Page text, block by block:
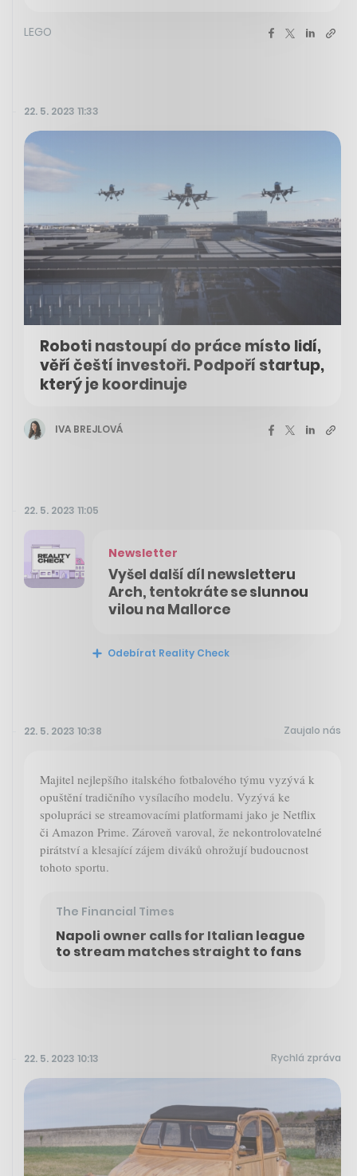
LEGO
22. 5. 2023 11:33
Roboti nastoupí do práce místo lidí,
věří čeští investoři. Podpoří startup,
který je koordinuje
IVA BREJLOVÁ
22. 5. 2023 11:05
Newsletter
Vyšel další díl newsletteru
Arch, tentokráte se slunnou
vilou na Mallorce
Odebírat Reality Check
22. 5. 2023 10:38 Zaujalo nás
Majitel nejlepšího italského fotbalového týmu vyzývá k
opuštění tradičního vysílacího modelu. Vyzývá ke
spolupráci se streamovacími platformami jako je Netflix
či Amazon Prime. Zároveň varoval, že nekontrolovatelné
pirátství a klesající zájem diváků ohrožují budoucnost
tohoto sportu.
The Financial Times
Napoli owner calls for Italian league
to stream matches straight to fans
22. 5. 2023 10:13 Rychlá zpráva